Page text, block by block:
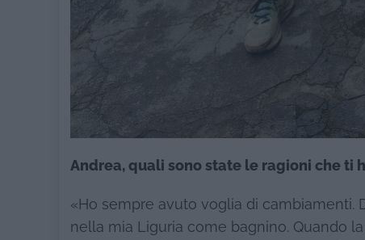
Andrea, quali sono state le ragioni che ti
«Ho sempre avuto voglia di cambiamenti.
nella mia Liguria come bagnino. Quando